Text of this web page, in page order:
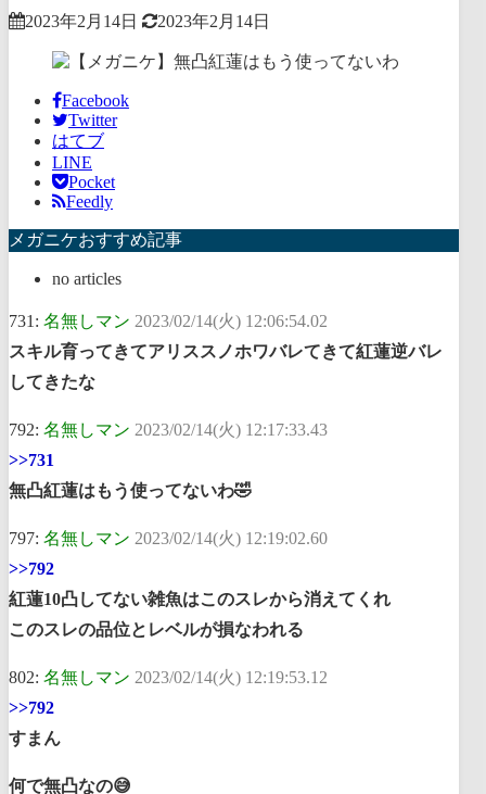
2023年2月14日 2023年2月14日
Facebook
Twitter
はてブ
LINE
Pocket
Feedly
メガニケおすすめ記事
no articles
731: 名無しマン 2023/02/14(火) 12:06:54.02
スキル育ってきてアリススノホワバレてきて紅蓮逆バレ
してきたな
792: 名無しマン 2023/02/14(火) 12:17:33.43
>>731
無凸紅蓮はもう使ってないわ🤣
797: 名無しマン 2023/02/14(火) 12:19:02.60
>>792
紅蓮10凸してない雑魚はこのスレから消えてくれ
このスレの品位とレベルが損なわれる
802: 名無しマン 2023/02/14(火) 12:19:53.12
>>792
すまん
何で無凸なの😅